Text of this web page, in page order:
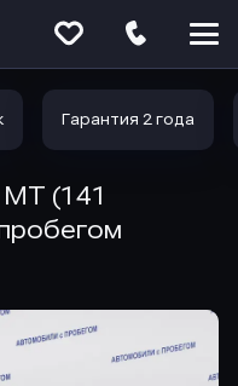
Гарантия 2 года
(141